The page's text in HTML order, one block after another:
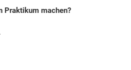
Praktikum machen?